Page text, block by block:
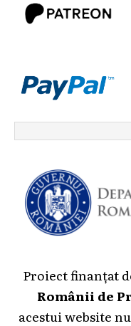
Proiect finanțat
Românii de
acestui website